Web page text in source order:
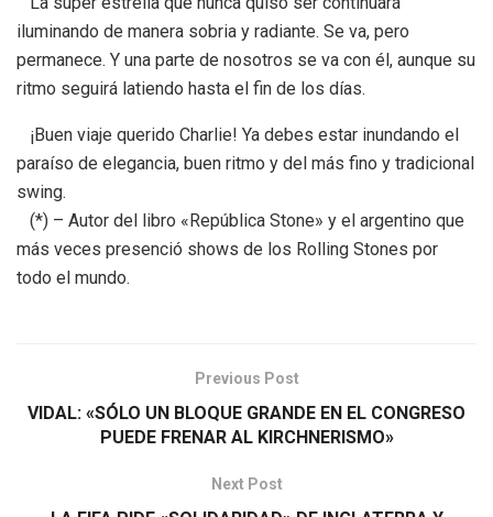
iluminando de manera sobria y radiante. Se va, pero
permanece. Y una parte de nosotros se va con él, aunque su
ritmo seguirá latiendo hasta el fin de los días.
¡Buen viaje querido Charlie! Ya debes estar inundando el
paraíso de elegancia, buen ritmo y del más fino y tradicional
swing.
(*) – Autor del libro «República Stone» y el argentino que
más veces presenció shows de los Rolling Stones por
todo el mundo.
Previous Post
VIDAL: «SÓLO UN BLOQUE GRANDE EN EL CONGRESO
PUEDE FRENAR AL KIRCHNERISMO»
Next Post